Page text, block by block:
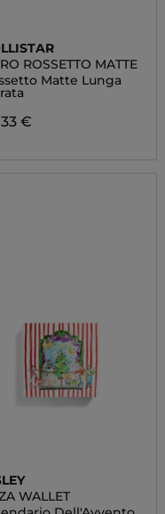
ROSSETTO MATTE
Matte Lunga
€
WALLET